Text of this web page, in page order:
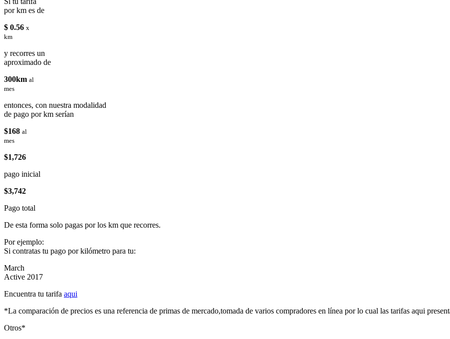
por km es de
$ 0.56 x
km
y recorres un
aproximado de
300km al
mes
entonces, con nuestra modalidad
de pago por km serían
$168 al
mes
$1,726
pago inicial
$3,742
Pago total
De esta forma solo pagas por los km que recorres.
Por ejemplo:
Si contratas tu pago por kilómetro para tu:
March
Active 2017
Encuentra tu tarifa aqui
*La comparación de precios es una referencia de primas de mercado,tomada de varios compradores en línea por lo cual las tarifas aqui
Otros*